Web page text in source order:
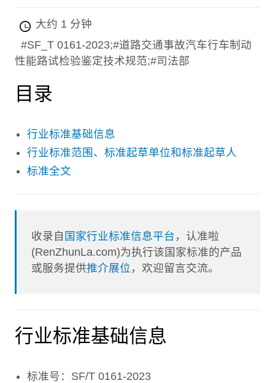
大约 1 分钟
#SF_T 0161-2023;#道路交通事故汽车行车制动
性能路试检验鉴定技术规范;#司法部
目录
行业标准基础信息
行业标准范围、标准起草单位和标准起草人
标准全文
收录自 国家行业标准信息平台 ，认准啦
(RenZhunLa.com)为执行该国家标准的产品
或服务提供推介展位 ，欢迎留言交流。
行业标准基础信息
标准号：SF/T 0161-2023